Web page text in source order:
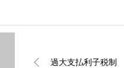
過大支払利子税制